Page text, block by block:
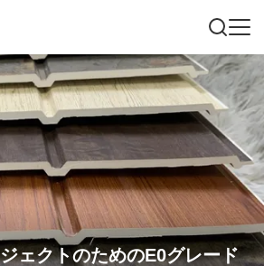
ェクトのためのE0グレード